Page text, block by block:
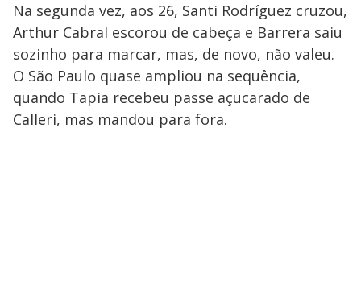
Na segunda vez, aos 26, Santi Rodríguez cruzou,
Arthur Cabral escorou de cabeça e Barrera saiu
sozinho para marcar, mas, de novo, não valeu.
O São Paulo quase ampliou na sequência,
quando Tapia recebeu passe açucarado de
Calleri, mas mandou para fora.